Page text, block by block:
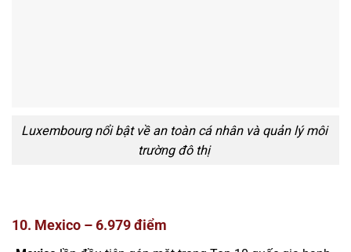
Luxembourg nổi bật về an toàn cá nhân và quản lý môi
trường đô thị
10. Mexico – 6.979 điểm